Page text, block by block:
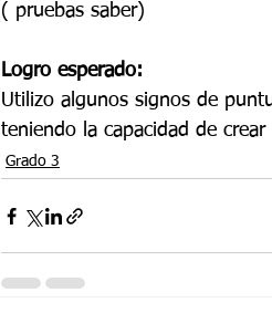
( pruebas saber)
Logro esperado:
Utilizo algunos signos de
teniendo la capacidad de
Grado 3